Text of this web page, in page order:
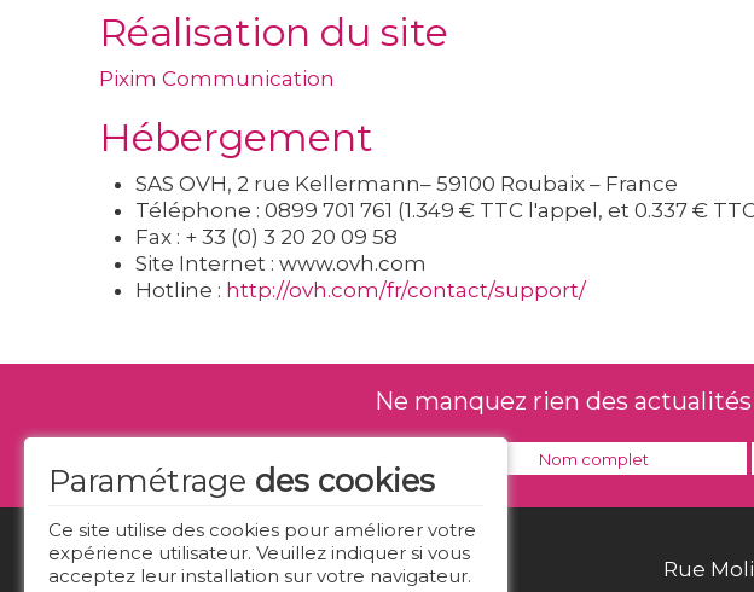
Réalisation du site
Pixim Communication
Hébergement
SAS OVH, 2 rue Kellermann– 59100 Roubaix – France
Téléphone : 0899 701 761 (1.349 € TTC l'appel, et 0.337 €
Fax : + 33 (0) 3 20 20 09 58
Site Internet : www.ovh.com
Hotline : http://ovh.com/fr/contact/support/
Paramétrage des cookies
Ce site utilise des cookies pour améliorer votre
expérience utilisateur. Veuillez indiquer si vous
acceptez leur installation sur votre navigateur.
Ne manquez rien des
Rue